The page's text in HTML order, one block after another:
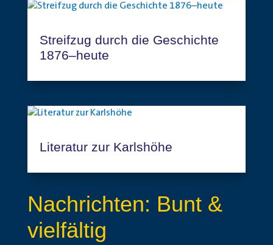
Streifzug durch die Geschichte
1876–heute
Literatur zur Karlshöhe
Nachrichten: Bunt &
vielfältig